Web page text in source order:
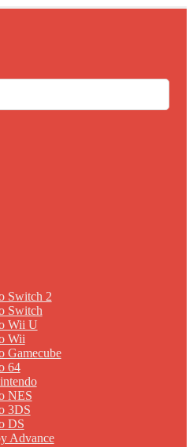
Switch 2
Switch
Wii U
Wii
Gamecube
64
NES
3DS
DS
Advance